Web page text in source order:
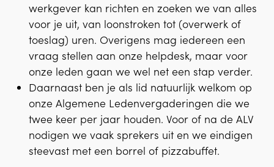
werkgever kan richten en zoeken we van alles
voor je uit, van loonstroken tot (overwerk of
toeslag) uren. Overigens mag iedereen een
vraag stellen aan onze helpdesk, maar voor
onze leden gaan we wel net een stap verder.
Daarnaast ben je als lid natuurlijk welkom op
onze Algemene Ledenvergaderingen die we
twee keer per jaar houden. Voor of na de ALV
nodigen we vaak sprekers uit en we eindigen
steevast met een borrel of pizzabuffet.